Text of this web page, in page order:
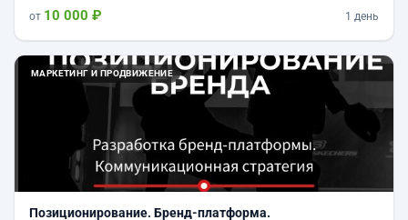
от 10 000 ₽ 1 день
МАРКЕТИНГ И ПРОДВИЖЕНИЕ
Позиционирование. Бренд-платформа.